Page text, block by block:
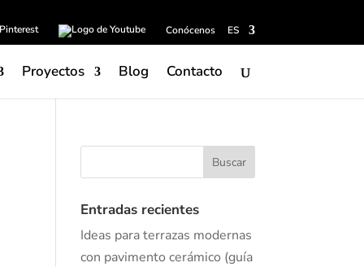
Conócenos
ES
Proyectos Blog Contacto
Entradas recientes
Ideas para terrazas modernas
con pavimento cerámico (guía